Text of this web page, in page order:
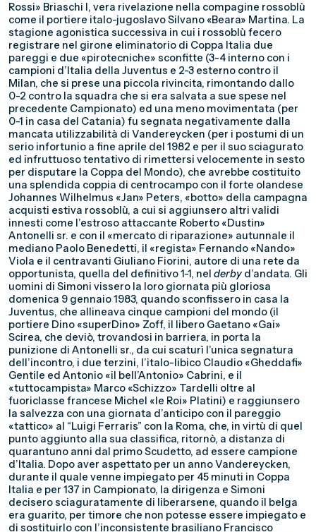
Rossi» Briaschi I, vera rivelazione nella compagine rossoblù
come il portiere italo-jugoslavo Silvano «Beara» Martina. La
stagione agonistica successiva in cui i rossoblù fecero
registrare nel girone eliminatorio di Coppa Italia due
pareggi e due «pirotecniche» sconfitte (3-4 interno con i
campioni d’Italia della Juventus e 2-3 esterno contro il
Milan, che si prese una piccola rivincita, rimontando dallo
0-2 contro la squadra che si era salvata a sue spese nel
precedente Campionato) ed una meno movimentata (per
0-1 in casa del Catania) fu segnata negativamente dalla
mancata utilizzabilità di Vandereycken (per i postumi di un
serio infortunio a fine aprile del 1982 e per il suo sciagurato
ed infruttuoso tentativo di rimettersi velocemente in sesto
per disputare la Coppa del Mondo), che avrebbe costituito
una splendida coppia di centrocampo con il forte olandese
Johannes Wilhelmus «Jan» Peters, «botto» della campagna
acquisti estiva rossoblù, a cui si aggiunsero altri validi
innesti come l’estroso attaccante Roberto «Dustin»
Antonelli sr. e con il «mercato di riparazione» autunnale il
mediano Paolo Benedetti, il «regista» Fernando «Nando»
Viola e il centravanti Giuliano Fiorini, autore di una rete da
opportunista, quella del definitivo 1-1, nel derbyd’andata. Gli
uomini di Simoni vissero la loro giornata più gloriosa
domenica 9 gennaio 1983, quando sconfissero in casa la
Juventus, che allineava cinque campioni del mondo (il
portiere Dino «superDino» Zoff, il libero Gaetano «Gai»
Scirea, che deviò, trovandosi in barriera, in porta la
punizione di Antonelli sr., da cui scaturì l’unica segnatura
dell’incontro, i due terzini, l’italo-libico Claudio «Gheddafi»
Gentile ed Antonio «il bell’Antonio» Cabrini, e il
«tuttocampista» Marco «Schizzo» Tardelli oltre al
fuoriclasse francese Michel «le Roi» Platini) e raggiunsero
la salvezza con una giornata d’anticipo con il pareggio
«tattico» al “Luigi Ferraris” con la Roma, che, in virtù di quel
punto aggiunto alla sua classifica, ritornò, a distanza di
quarantuno anni dal primo Scudetto, ad essere campione
d’Italia. Dopo aver aspettato per un anno Vandereycken,
durante il quale venne impiegato per 45 minuti in Coppa
Italia e per 137 in Campionato, la dirigenza e Simoni
decisero sciaguratamente di liberarsene, quando il belga
era guarito, per timore che non potesse essere impiegato e
di sostituirlo con l’inconsistente brasiliano Francisco